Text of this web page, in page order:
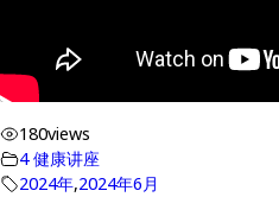
180views
4 健康讲座
2024年,2024年6月